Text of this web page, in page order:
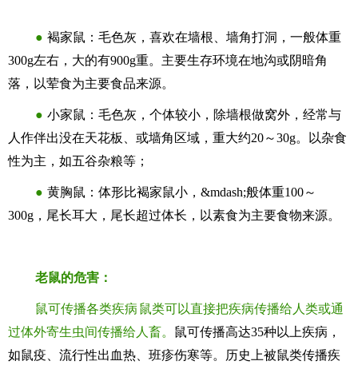
● 褐家鼠：毛色灰，喜欢在墙根、墙角打洞，一般体重
300g左右，大的有900g重。主要生存环境在地沟或阴暗角
落，以荤食为主要食品来源。
● 小家鼠：毛色灰，个体较小，除墙根做窝外，经常与
人作伴出没在天花板、或墙角区域，重大约20～30g。以杂食
性为主，如五谷杂粮等；
● 黄胸鼠：体形比褐家鼠小，&mdash;般体重100～
300g，尾长耳大，尾长超过体长，以素食为主要食物来源。
老鼠的危害：
鼠可传播各类疾病 鼠类可以直接把疾病传播给人类或通
过体外寄生虫间传播给人畜。 鼠可传播高达35种以上疾病，
如鼠疫、流行性出血热、班疹伤寒等。历史上被鼠类传播疾